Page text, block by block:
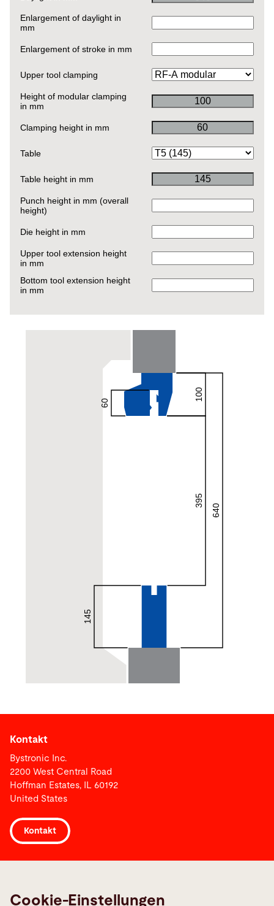
Kontakt
Bystronic Inc.
2200 West Central Road
Hoffman Estates, IL 60192
United States
Kontakt
Cookie-Einstellungen